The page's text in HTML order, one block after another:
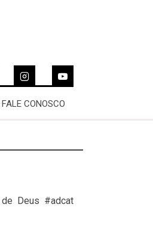
FALE CONOSCO
Deus #adcat